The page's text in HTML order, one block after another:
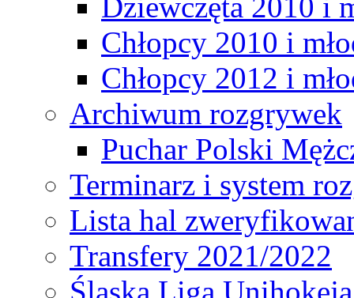
Chłopcy 2010 i
Chłopcy 2012 i
Archiwum rozgrywek
Puchar Polski
Terminarz i system
Lista hal
Transfery 2021/2022
Śląska Liga Unihokeja